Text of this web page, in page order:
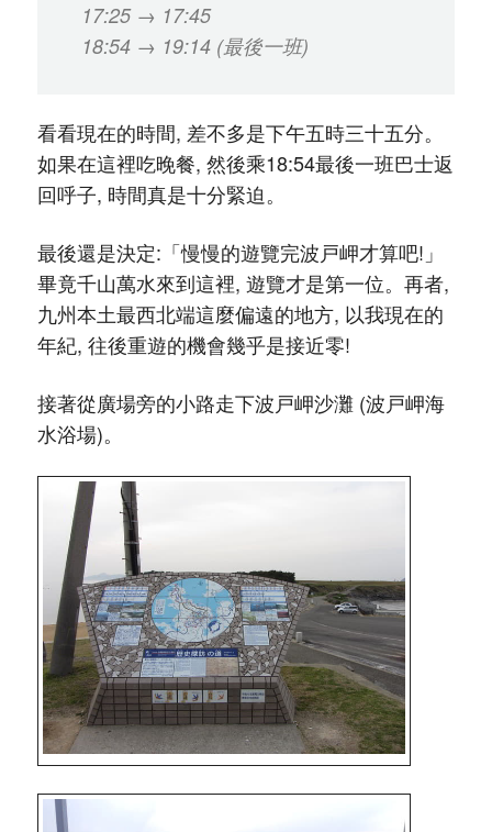
17:25 → 17:45
18:54 → 19:14 (最後一班)
看看現在的時間, 差不多是下午五時三十五分。
如果在這裡吃晚餐, 然後乘18:54最後一班巴士返
回呼子, 時間真是十分緊迫。
最後還是決定:「慢慢的遊覽完波戸岬才算吧!」
畢竟千山萬水來到這裡, 遊覽才是第一位。再者,
九州本土最西北端這麼偏遠的地方, 以我現在的
年紀, 往後重遊的機會幾乎是接近零!
接著從廣場旁的小路走下波戸岬沙灘 (波戸岬海
水浴場)。